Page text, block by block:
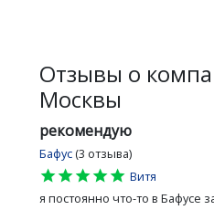
Отзывы о
Москвы
рекомендую
Бафус (3 отзыва)
star
star
star
star
star
Витя
я постоянно что-то в Бафусе